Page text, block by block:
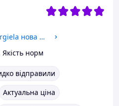
Футболка LOYS Maison Margiela нова якісна Футболка LOYS з 100% бавовни чорна хаке біла XS
норм
відправили
Актуальна ціна